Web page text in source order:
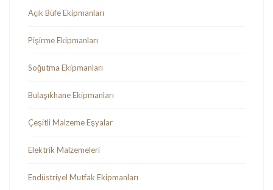
Açık Büfe Ekipmanları
Pişirme Ekipmanları
Soğutma Ekipmanları
Bulaşıkhane Ekipmanları
Çeşitli Malzeme Eşyalar
Elektrik Malzemeleri
Endüstriyel Mutfak Ekipmanları